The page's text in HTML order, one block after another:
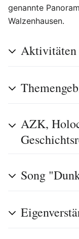
genannte
Walzenhausen.
Aktivitäten
AZK,
Song